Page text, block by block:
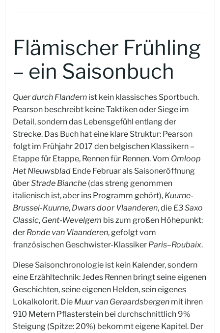
Flämischer Frühling
– ein Saisonbuch
Quer durch Flandern ist kein klassisches Sportbuch.
Pearson beschreibt keine Taktiken oder Siege im
Detail, sondern das Lebensgefühl entlang der
Strecke. Das Buch hat eine klare Struktur: Pearson
folgt im Frühjahr 2017 den belgischen Klassikern –
Etappe für Etappe, Rennen für Rennen. Vom Omloop
Het Nieuwsblad Ende Februar als Saisoneröffnung
überStrade Bianche (das streng genommen
italienisch ist, aber ins Programm gehört), Kuurne-
Brussel-Kuurne, Dwars door Vlaanderen, die E3 Saxo
Classic, Gent-Wevelgem bis zum großen Höhepunkt:
der Ronde van Vlaanderen, gefolgt vom
französischen Geschwister-Klassiker Paris–Roubaix.
Diese Saisonchronologie ist kein Kalender, sondern
eine Erzähltechnik: Jedes Rennen bringt seine eigenen
Geschichten, seine eigenen Helden, sein eigenes
Lokalkolorit. Die Muur van Geraardsbergen mit ihren
910 Metern Pflasterstein bei durchschnittlich 9%
Steigung (Spitze: 20%) bekommt eigene Kapitel. Der